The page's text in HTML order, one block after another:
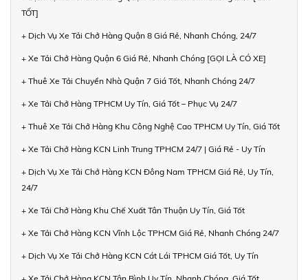
TỐT]
+ Dịch Vụ Xe Tải Chở Hàng Quận 8 Giá Rẻ, Nhanh Chóng, 24/7
+ Xe Tải Chở Hàng Quận 6 Giá Rẻ, Nhanh Chóng [GỌI LÀ CÓ XE]
+ Thuê Xe Tải Chuyển Nhà Quận 7 Giá Tốt, Nhanh Chóng 24/7
+ Xe Tải Chở Hàng TPHCM Uy Tín, Giá Tốt – Phục Vụ 24/7
+ Thuê Xe Tải Chở Hàng Khu Công Nghệ Cao TPHCM Uy Tín, Giá Tốt
+ Xe Tải Chở Hàng KCN Linh Trung TPHCM 24/7 | Giá Rẻ - Uy Tín
+ Dịch Vụ Xe Tải Chở Hàng KCN Đông Nam TPHCM Giá Rẻ, Uy Tín,
24/7
+ Xe Tải Chở Hàng Khu Chế Xuất Tân Thuận Uy Tín, Giá Tốt
+ Xe Tải Chở Hàng KCN Vĩnh Lộc TPHCM Giá Rẻ, Nhanh Chóng 24/7
+ Dịch Vụ Xe Tải Chở Hàng KCN Cát Lái TPHCM Giá Tốt, Uy Tín